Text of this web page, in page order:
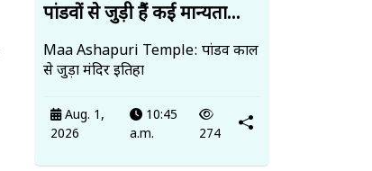
पांडवों से जुड़ी हैं कई मान्यता...
Maa Ashapuri Temple: पांडव काल
से जुड़ा मंदिर इतिहा
Aug. 1,
2026
10:45
a.m.
274